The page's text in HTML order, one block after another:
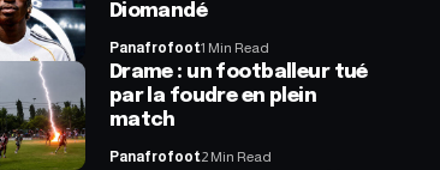
Diomandé
Panafrofoot1 Min Read
Drame : un footballeur tué
par la foudre en plein
match
Panafrofoot2 Min Read